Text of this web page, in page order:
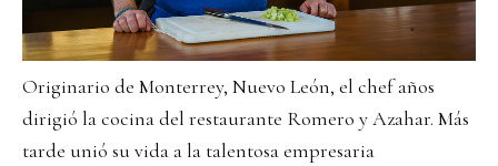
Originario de Monterrey, Nuevo León, el chef años
dirigió la cocina del restaurante Romero y Azahar. Más
tarde unió su vida a la talentosa empresaria